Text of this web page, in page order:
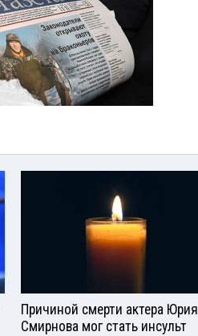
Причиной смерти актера Юрия
Смирнова мог стать инсульт